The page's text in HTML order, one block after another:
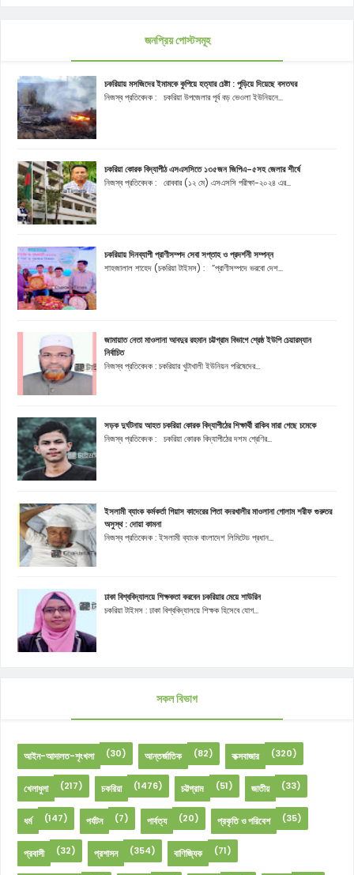
জনপ্রিয় পোস্টসমূহ
চকরিয়ায় মসজিদের ইমামকে কুপিয়ে হত্যার চেষ্টা : পুড়িয়ে দিয়েছে বসতঘর
নিজস্ব প্রতিবেদক : চকরিয়া উপজেলার পূর্ব বড় ভেওলা ইউনিয়নে...
চকরিয়া কোরক বিদ্যাপীঠ এসএসসিতে ১৩৫জন জিপিএ-৫সহ জেলার শীর্ষে
নিজস্ব প্রতিবেদক : রোববার (১২ মে) এসএসসি পরীক্ষা-২০২৪ এর...
চকরিয়ায় দিনব্যাপী প্রাণীসম্পদ সেবা সপ্তাহ ও প্রদর্শনী সম্পন্ন
শাহজালাল শাহেদ (চকরিয়া টাইমস) : “প্রাণীসম্পদে ভরবো দেশ...
জামায়াত নেতা মাওলানা আবদুর রহমান চট্টগ্রাম বিভাগে শ্রেষ্ঠ ইউপি চেয়ারম্যান
নির্বাচিত
নিজস্ব প্রতিবেদক : চকরিয়ার খুটাখালী ইউনিয়ন পরিষেদের...
সড়ক দুর্ঘটনায় আহত চকরিয়া কোরক বিদ্যাপীঠের শিক্ষার্থী রাকিব মারা গেছে চমেকে
নিজস্ব প্রতিবেদক : চকরিয়া কোরক বিদ্যাপীঠের দশম শ্রেণির...
ইসলামী ব্যাংক কর্মকর্তা গিয়াস কাদেরের পিতা বদরখালীর মাওলানা গোলাম শরীফ গুরুতর
অসুস্থ : দোয়া কামনা
নিজস্ব প্রতিবেদক : ইসলামী ব্যাংক বাংলাদেশ লিমিটেড প্রধান...
ঢাকা বিশ্ববিদ্যালয়ে শিক্ষকতা করবেন চকরিয়ার মেয়ে শাউরিন
চকরিয়া টাইমস : ঢাকা বিশ্ববিদ্যালয়ে শিক্ষক হিসেবে যোগ...
সকল বিভাগ
আইন-আদালত-শৃংখলা (30) আন্তর্জাতিক (82) কক্সবাজার (320)
খেলাধুলা (217) চকরিয়া (1476) চট্টগ্রাম (51) জাতীয় (33)
ধর্ম (147) পর্যটন (7) পার্বত্য (20) প্রকৃতি ও পরিবেশ (35)
প্রবাসী (32) প্রশাসন (354) বাণিজ্যিক (71)